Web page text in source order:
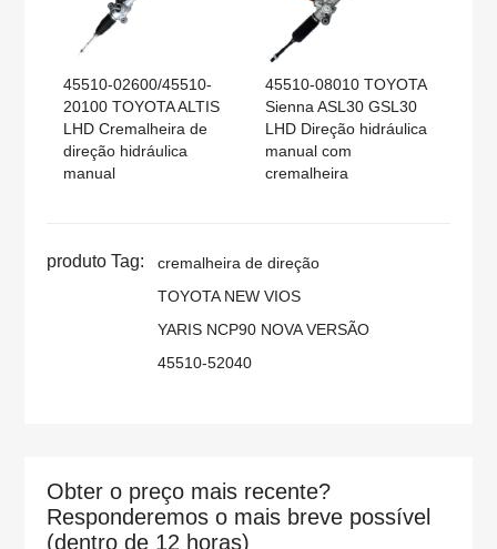
45510-02600/45510-
20100 TOYOTA ALTIS
LHD Cremalheira de
direção hidráulica
manual
45510-08010 TOYOTA
Sienna ASL30 GSL30
LHD Direção hidráulica
manual com
cremalheira
produto Tag:
cremalheira de direção
TOYOTA NEW VIOS
YARIS NCP90 NOVA VERSÃO
45510-52040
Obter o preço mais recente?
Responderemos o mais breve possível
(dentro de 12 horas)